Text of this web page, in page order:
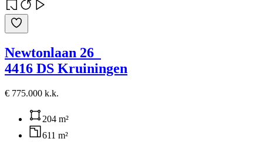
Newtonlaan 26
4416 DS Kruiningen
€ 775.000 k.k.
204 m²
611 m²